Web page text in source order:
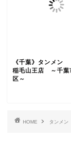
《千葉》タンメン
稲毛山王店 ～千
区～
HOME タンメン